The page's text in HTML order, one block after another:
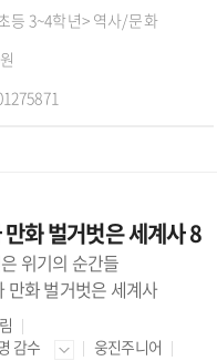
등 3~4학년> 역사/문화
화 벌거벗은 세계사 8
위기의 순간들
만화 벌거벗은 세계사
감수
웅진주니어